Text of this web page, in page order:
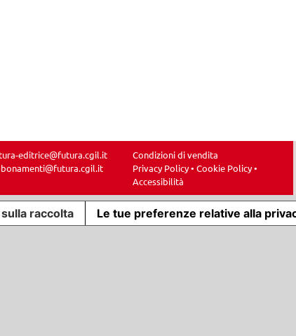
editrice@futura.cgil.it
Condizioni di vendita
Privacy Policy• Cookie Policy•
Accessibilità
raccolta Le tue preferenze relative alla